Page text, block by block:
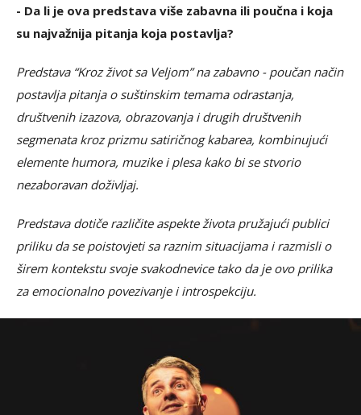
- Da li je ova predstava više zabavna ili poučna i koja
su najvažnija pitanja koja postavlja?
Predstava “Kroz život sa Veljom” na zabavno - poučan način
postavlja pitanja o suštinskim temama odrastanja,
društvenih izazova, obrazovanja i drugih društvenih
segmenata kroz prizmu satiričnog kabarea, kombinujući
elemente humora, muzike i plesa kako bi se stvorio
nezaboravan doživljaj.
Predstava dotiče različite aspekte života pružajući publici
priliku da se poistovjeti sa raznim situacijama i razmisli o
širem kontekstu svoje svakodnevice tako da je ovo prilika
za emocionalno povezivanje i introspekciju.